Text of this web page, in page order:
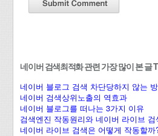
네이버 검색최적화 관련 가장 많이 본 글
네이버 블로그 검색 차단당하지 않는
네이버 검색상위노출의 역효과
네이버 블로그를 떠나는 3가지 이유
검색엔진 작동원리와 네이버 라이브 검
네이버 라이브 검색은 어떻게 작동할까